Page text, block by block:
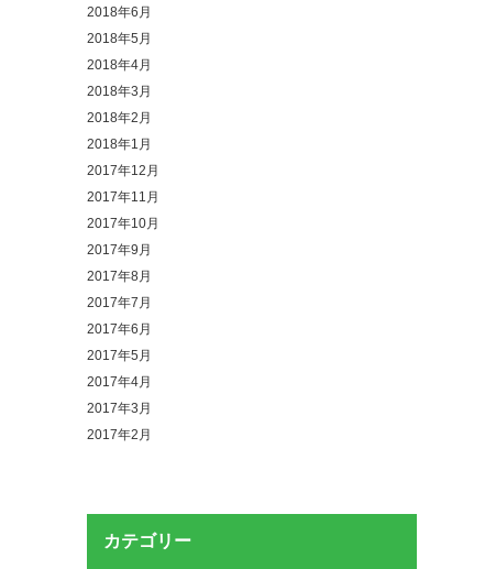
2018年6月
2018年5月
2018年4月
2018年3月
2018年2月
2018年1月
2017年12月
2017年11月
2017年10月
2017年9月
2017年8月
2017年7月
2017年6月
2017年5月
2017年4月
2017年3月
2017年2月
カテゴリー